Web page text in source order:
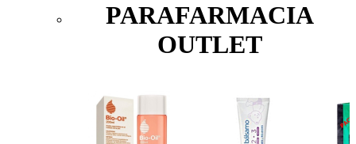
PARAFARMACIA
OUTLET